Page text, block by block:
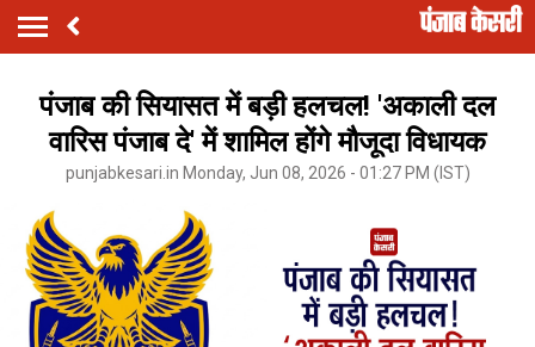
पंजाब की सियासत में बड़ी हलचल! 'अकाली दल
वारिस पंजाब दे' में शामिल होंगे मौजूदा विधायक
punjabkesari.in Monday, Jun 08, 2026 - 01:27 PM (IST)